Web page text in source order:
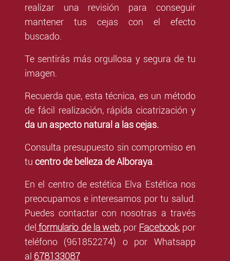
realizar una revisión para conseguir
mantener tus cejas con el efecto
buscado.
Te sentirás más orgullosa y segura de tu
imagen.
Recuerda que, esta técnica, es un método
de fácil realización, rápida cicatrización y
da un aspecto natural a las cejas.
Consulta presupuesto sin compromiso en
tu centro de belleza de Alboraya
En el centro de estética Elva Estética nos
preocupamos e interesamos por tu salud.
Puedes contactar con nosotras a través
del formulario de la web, por Facebook, por
teléfono (961852274) o por Whatsapp
al 678133087